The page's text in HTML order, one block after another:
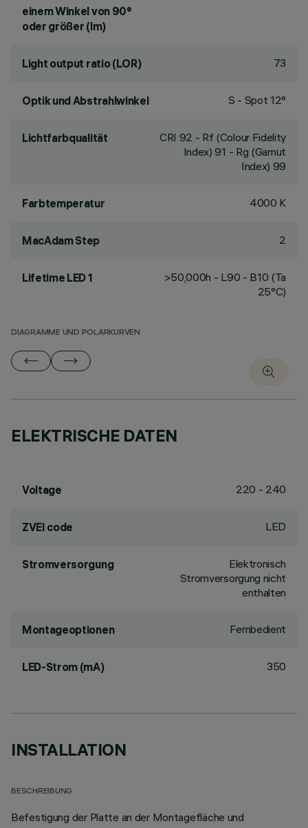
einem Winkel von 90°
oder größer (lm)
Light output ratio (LOR) 73
Optik und Abstrahlwinkel S - Spot 12°
Lichtfarbqualität CRI 92 - Rf (Colour Fidelity
Index) 91 - Rg (Gamut
Index) 99
Farbtemperatur 4000 K
MacAdam Step 2
Lifetime LED 1
>50,000h - L90 - B10 (Ta
25°C)
DIAGRAMME UND POLARKURVEN
ELEKTRISCHE DATEN
Voltage 220 - 240
ZVEI code LED
Stromversorgung
Elektronisch
Stromversorgung nicht
enthalten
Montageoptionen Fernbedient
LED-Strom (mA) 350
INSTALLATION
BESCHREIBUNG
Befestigung der Platte an der Montagefläche und